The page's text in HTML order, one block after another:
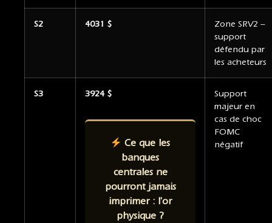
S2 4031 $
Zone SRV2 –
support
défendu par
les acheteurs
S3 3924 $
Ce que les
banques
centrales ne
pourront jamais
imprimer : l'or
physique ?
Support
majeur en
cas de choc
FOMC
négatif